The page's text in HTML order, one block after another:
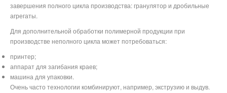
завершения полного цикла производства: гранулятор и дробильные
агрегаты.
Для дополнительной обработки полимерной продукции при
производстве неполного цикла может потребоваться:
принтер;
аппарат для загибания краев;
машина для упаковки.
Очень часто технологии комбинируют, например, экструзию и выдув.